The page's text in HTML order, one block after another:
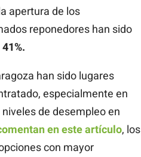
apertura de los
reponedores han sido
han sido lugares
especialmente en
de desempleo en
en este artículo, los
con mayor